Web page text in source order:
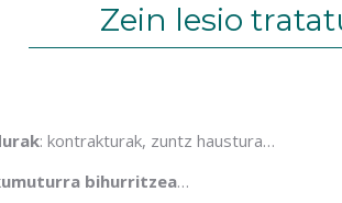
Zein lesio
: kontrakturak, zuntz haustura…
bihurritzea…